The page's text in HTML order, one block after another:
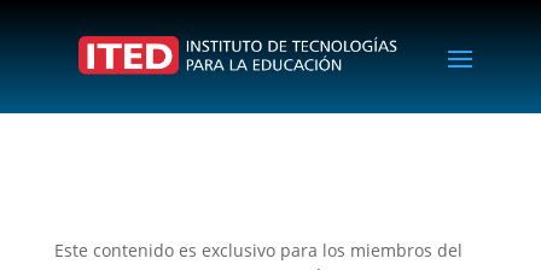
Este contenido es exclusivo para los miembros del